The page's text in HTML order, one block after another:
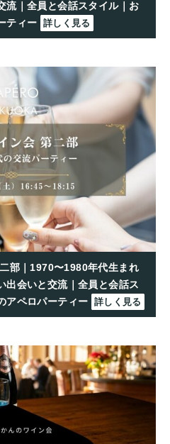
流｜全員と会話スタイル｜お
ティー 詳しく見る
部｜1970〜1980年代生まれ
出会いと交流｜全員と会話ス
アペロパーティー 詳しく見る